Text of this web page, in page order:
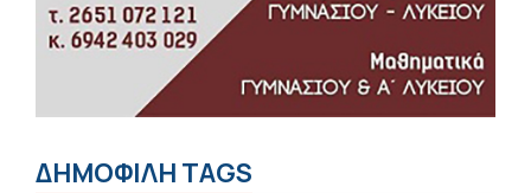
ΔΗΜΟΦΙΛΗ TAGS